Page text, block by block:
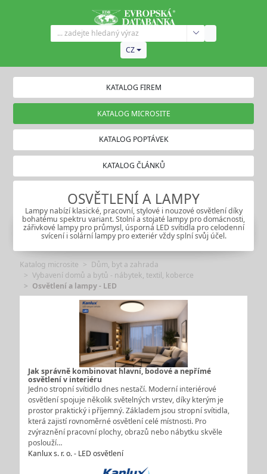
CZ
KATALOG FIREM
KATALOG MICROSITE
KATALOG POPTÁVEK
KATALOG ČLÁNKŮ
OSVĚTLENÍ A LAMPY
Lampy nabízí klasické, pracovní, stylové i nouzové osvětlení díky
bohatému spektru variant. Stolní a stojaté lampy pro domácnosti,
zářivkové lampy pro průmysl, úsporná LED svítidla pro celodenní
svícení i solární lampy pro exteriér vždy splní svůj účel.
Katalog microsite
Dům, byt a zahrada
Vybavení domů a bytů - nábytek, textil, koberce
Osvětlení a lampy - LED
Jak správně kombinovat hlavní, bodové a nepřímé
osvětlení v interiéru
Jedno stropní svítidlo dnes nestačí. Moderní interiérové
osvětlení spojuje několik světelných vrstev, díky kterým je
prostor praktický i příjemný. Základem jsou stropní svítidla,
která zajistí rovnoměrné osvětlení celé místnosti. Pro
zvýraznění pracovní plochy, obrazů nebo nábytku skvěle
poslouží…
Kanlux s. r. o. - LED osvětlení